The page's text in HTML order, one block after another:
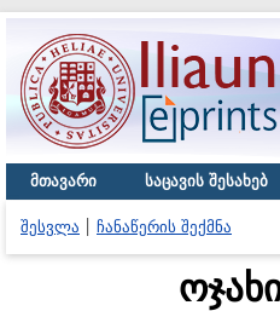
მთავარი საცავის შესახებ
შესვლა ჩანაწერის შექმნა